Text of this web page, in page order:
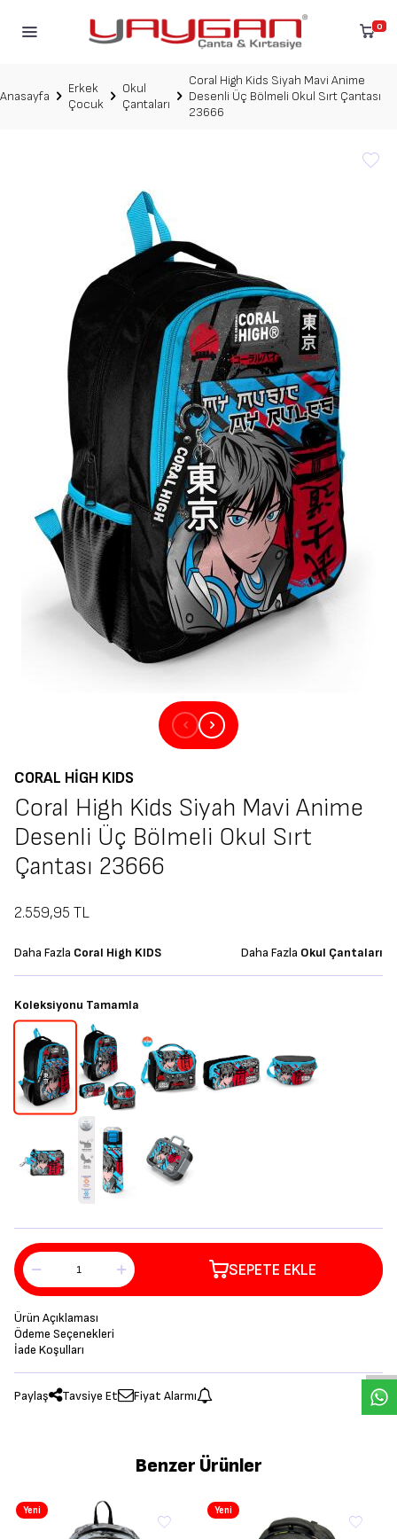
0
Anasayfa
Erkek
Çocuk
Okul
Çantaları
Coral High Kids Siyah Mavi Anime
Desenli Üç Bölmeli Okul Sırt Çantası
23666
CORAL HIGH KIDS
Coral High Kids Siyah Mavi Anime
Desenli Üç Bölmeli Okul Sırt
Çantası 23666
2.559,95 TL
Daha Fazla Coral High KIDS Daha Fazla Okul Çantaları
Koleksiyonu Tamamla
SEPETE EKLE
Ürün Açıklaması
Ödeme Seçenekleri
İade Koşulları
Paylaş Tavsiye Et Fiyat Alarmı
Benzer Ürünler
Yeni Yeni